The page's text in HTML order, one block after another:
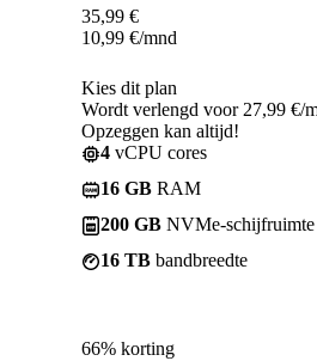
35,99 €
10,99 €/mnd
Kies dit plan
Wordt verlengd voor 27,99 €/
Opzeggen kan altijd!
4 vCPU cores
16 GB RAM
200 GB NVMe-schijfruimte
16 TB bandbreedte
66% korting